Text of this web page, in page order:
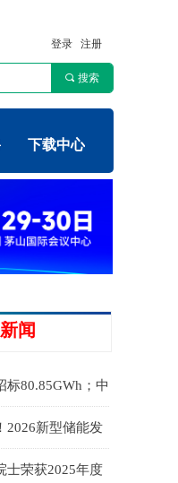
끠 搜索
登录 注册
下载中心
标80.85GWh；中
能EPC中标均价
统0.764元/Wh
2026新型储能发
讲嘉宾正式征集
士荣获2025年度
闻